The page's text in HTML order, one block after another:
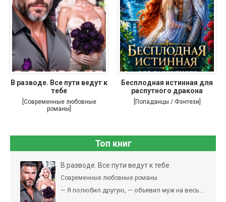
В разводе. Все пути ведут к
тебе
[Современные любовные
романы]
Бесплодная истинная для
распутного дракона
[Попаданцы / Фэнтези]
Топ книг
В разводе. Все пути ведут к тебе
Современные любовные романы
— Я полюбил другую, — объявил муж на весь...